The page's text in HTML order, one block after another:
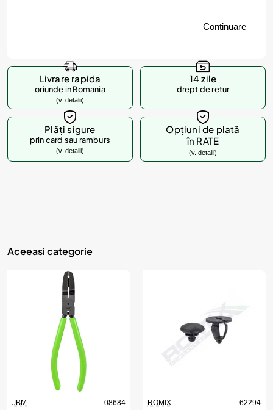
r
d
Continuare
Livrare rapida
oriunde in Romania
(v. detalii)
14 zile
drept de retur
Plăți sigure
prin card sau ramburs
(v. detalii)
Opțiuni de plată
în RATE
(v. detalii)
Aceeasi categorie
JBM 08684 ROMIX 62294